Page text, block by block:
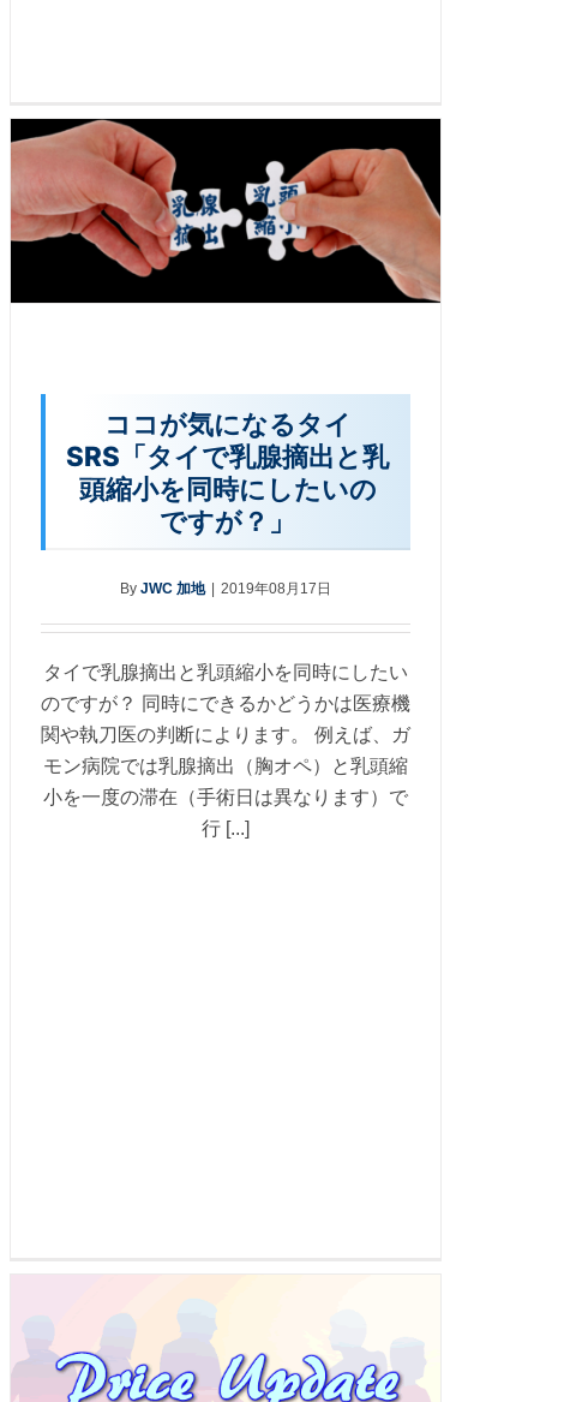
ココが気になるタイ
SRS「タイで乳腺摘出と乳
頭縮小を同時にしたいの
ですが？」
By JWC 加地 | 2019年08月17日
タイで乳腺摘出と乳頭縮小を同時にしたい
のですが？ 同時にできるかどうかは医療機
関や執刀医の判断によります。 例えば、ガ
モン病院では乳腺摘出（胸オペ）と乳頭縮
小を一度の滞在（手術日は異なります）で
行 [...]